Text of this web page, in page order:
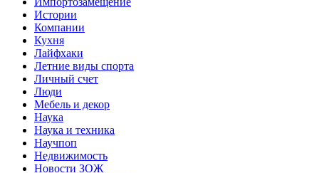
Истории
Компании
Кухня
Лайфхаки
Летние виды спорта
Личный счет
Люди
Мебель и декор
Наука
Наука и техника
Научпоп
Недвижимость
Новости ЗОЖ